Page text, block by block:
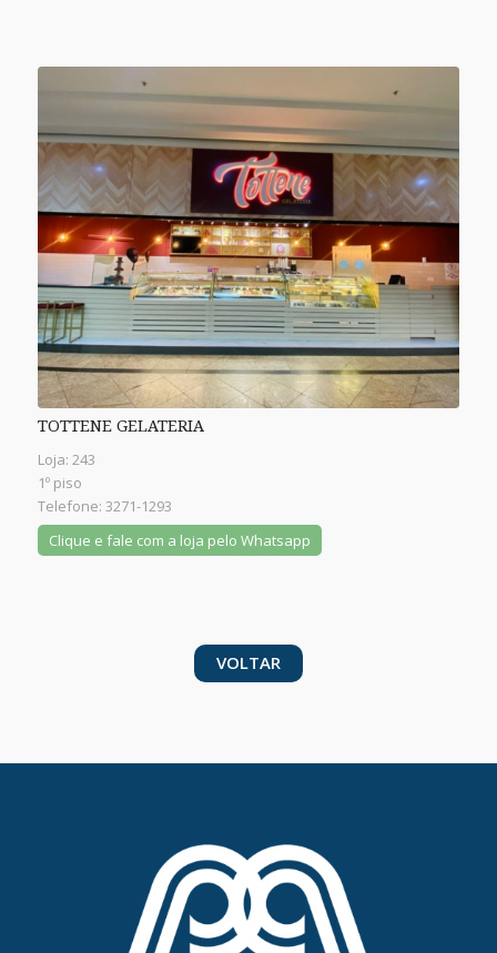
TOTTENE GELATERIA
Loja: 243
1º piso
Telefone: 3271-1293
Clique e fale com a loja pelo Whatsapp
VOLTAR